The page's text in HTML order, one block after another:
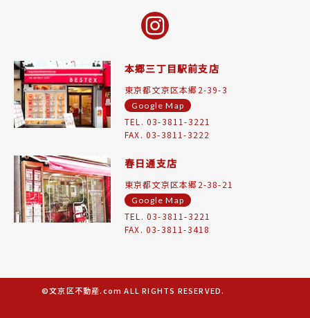
本郷三丁目駅前支店
東京都文京区本郷2-39-3
Google Map
TEL. 03-3811-3221
FAX. 03-3811-3222
春日通支店
東京都文京区本郷2-38-21
Google Map
TEL. 03-3811-3221
FAX. 03-3811-3418
©文京区不動産.com ALL RIGHTS RESERVED.